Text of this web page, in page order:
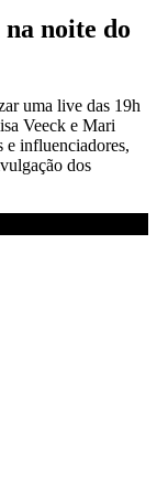
noite do
uma live das 19h
Veeck e Mari
e influenciadores,
dos